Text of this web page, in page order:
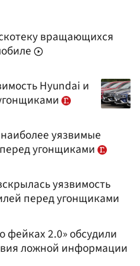
вращающихся
Hyundai и
уязвимые
угонщиками
уязвимость
перед угонщиками
фейках 2.0» обсудили
ложной информации